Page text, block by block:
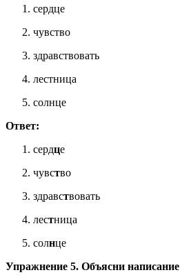
сердце
чувство
здравствовать
лестница
солнце
Ответ:
сердце
чувство
здравствовать
лестница
солнце
Упражнение 5. Объясни написание